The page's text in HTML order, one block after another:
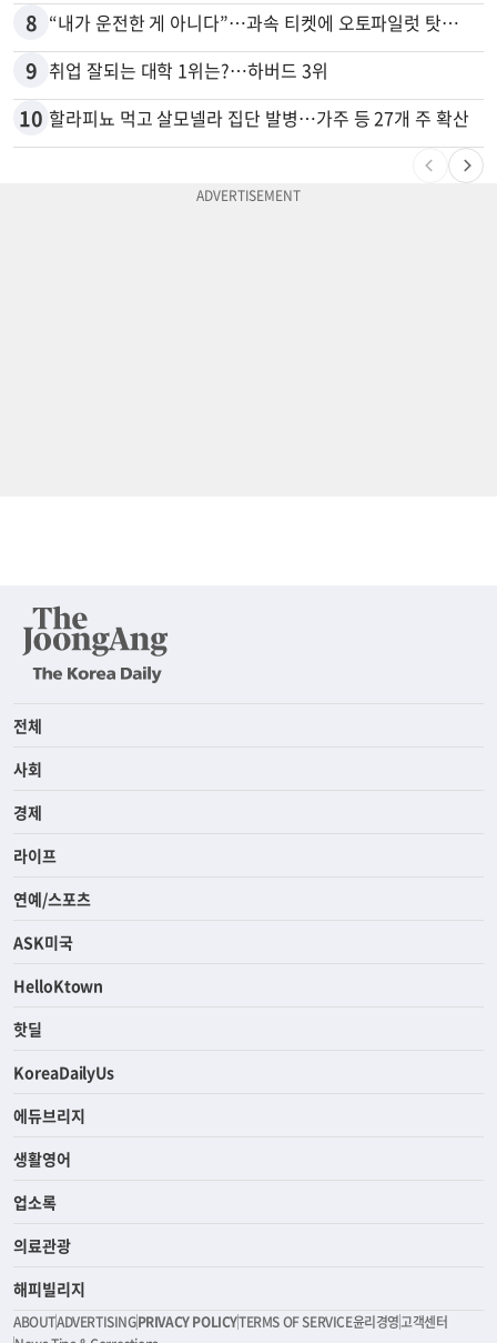
8 “내가 운전한 게 아니다”…과속 티켓에 오토파일럿 탓한 운전자
9 취업 잘되는 대학 1위는?…하버드 3위
10 할라피뇨 먹고 살모넬라 집단 발병…가주 등 27개 주 확산
전체
사회
경제
라이프
연예/스포츠
ASK미국
HelloKtown
핫딜
KoreaDailyUs
에듀브리지
생활영어
업소록
의료관광
해피빌리지
ABOUTADVERTISINGPRIVACY POLICYTERMS OF SERVICE윤리경영고객센터